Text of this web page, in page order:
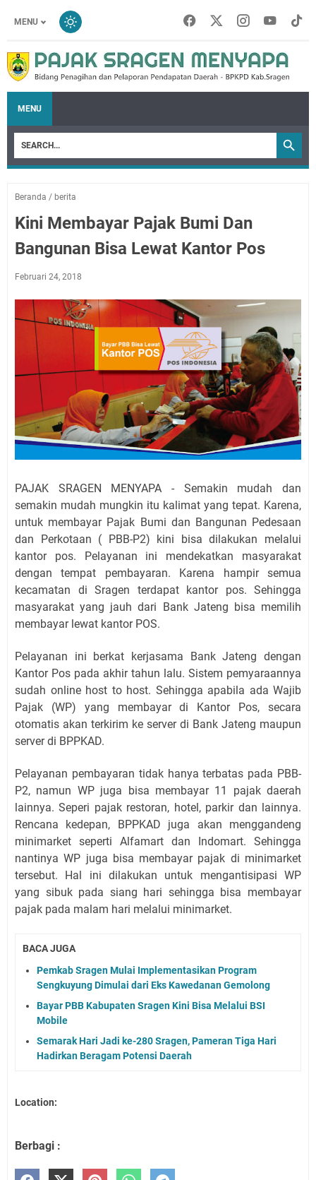
MENU
MENU
Beranda / berita
Kini Membayar Pajak Bumi Dan
Bangunan Bisa Lewat Kantor Pos
Februari 24, 2018
PAJAK SRAGEN MENYAPA - Semakin mudah dan
semakin mudah mungkin itu kalimat yang tepat. Karena,
untuk membayar Pajak Bumi dan Bangunan Pedesaan
dan Perkotaan ( PBB-P2) kini bisa dilakukan melalui
kantor pos. Pelayanan ini mendekatkan masyarakat
dengan tempat pembayaran. Karena hampir semua
kecamatan di Sragen terdapat kantor pos. Sehingga
masyarakat yang jauh dari Bank Jateng bisa memilih
membayar lewat kantor POS.
Pelayanan ini berkat kerjasama Bank Jateng dengan
Kantor Pos pada akhir tahun lalu. Sistem pemyaraannya
sudah online host to host. Sehingga apabila ada Wajib
Pajak (WP) yang membayar di Kantor Pos, secara
otomatis akan terkirim ke server di Bank Jateng maupun
server di BPPKAD.
Pelayanan pembayaran tidak hanya terbatas pada PBB-
P2, namun WP juga bisa membayar 11 pajak daerah
lainnya. Seperi pajak restoran, hotel, parkir dan lainnya.
Rencana kedepan, BPPKAD juga akan menggandeng
minimarket seperti Alfamart dan Indomart. Sehingga
nantinya WP juga bisa membayar pajak di minimarket
tersebut. Hal ini dilakukan untuk mengantisipasi WP
yang sibuk pada siang hari sehingga bisa membayar
pajak pada malam hari melalui minimarket.
BACA JUGA
Pemkab Sragen Mulai Implementasikan Program
Sengkuyung Dimulai dari Eks Kawedanan Gemolong
Bayar PBB Kabupaten Sragen Kini Bisa Melalui BSI
Mobile
Semarak Hari Jadi ke-280 Sragen, Pameran Tiga Hari
Hadirkan Beragam Potensi Daerah
Location:
Berbagi :